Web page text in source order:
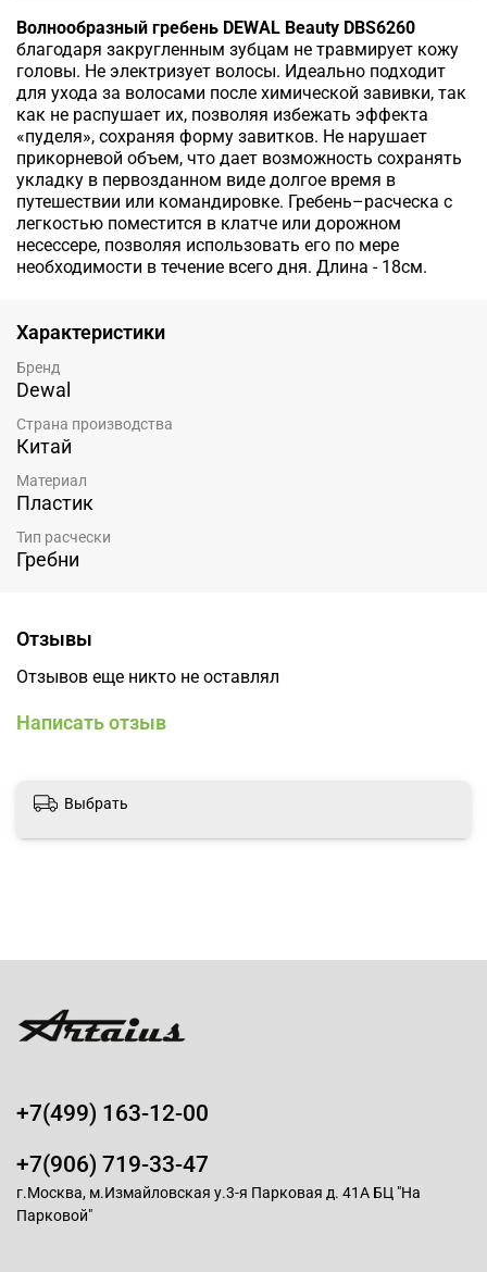
Волнообразный гребень DEWAL Beauty DBS6260
благодаря закругленным зубцам не травмирует кожу
головы. Не электризует волосы. Идеально подходит
для ухода за волосами после химической завивки, так
как не распушает их, позволяя избежать эффекта
«пуделя», сохраняя форму завитков. Не нарушает
прикорневой объем, что дает возможность сохранять
укладку в первозданном виде долгое время в
путешествии или командировке. Гребень–расческа с
легкостью поместится в клатче или дорожном
несессере, позволяя использовать его по мере
необходимости в течение всего дня. Длина - 18см.
Характеристики
Бренд
Dewal
Страна производства
Китай
Материал
Пластик
Тип расчески
Гребни
Отзывы
Отзывов еще никто не оставлял
Написать отзыв
Выбрать
+7(499) 163-12-00
+7(906) 719-33-47
г.Москва, м.Измайловская у.3-я Парковая д. 41А БЦ "На
Парковой"